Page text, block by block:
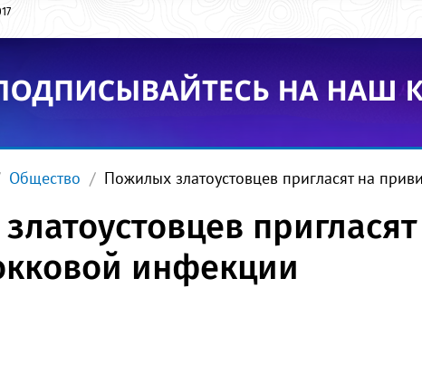
Общество Пожилых златоустовцев пригласят на
инфекции